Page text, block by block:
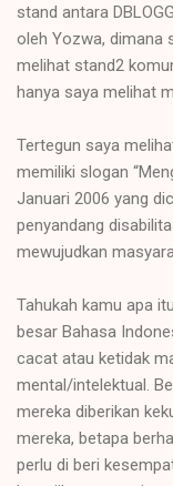
stand antara
oleh Yozwa, dimana
melihat stand2
hanya saya melihat
Tertegun saya
memiliki slogan
Januari 2006 yang
penyandang
mewujudkan
Tahukah kamu apa
besar Bahasa
cacat atau ketidak
mental/intelektual.
mereka diberikan
mereka, betapa
perlu di beri